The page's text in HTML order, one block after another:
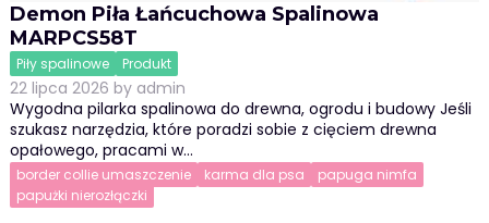
Demon Piła Łańcuchowa Spalinowa
MARPCS58T
Piły spalinowe Produkt
22 lipca 2026 by admin
Wygodna pilarka spalinowa do drewna, ogrodu i budowy Jeśli
szukasz narzędzia, które poradzi sobie z cięciem drewna
opałowego, pracami w…
border collie umaszczenie karma dla psa
papuga nimfa
papużki nierozłączki